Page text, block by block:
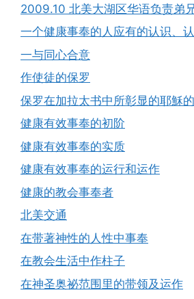
2009.10 北美大湖区华语负责弟
一个健康事奉的人应有的认识、
一与同心合意
作使徒的保罗
保罗在加拉太书中所彰显的耶穌
健康有效事奉的初阶
健康有效事奉的实质
健康有效事奉的运行和运作
健康的教会事奉者
北美交通
在带著神性的人性中事奉
在教会生活中作柱子
在神圣奥祕范围里的带领及运作